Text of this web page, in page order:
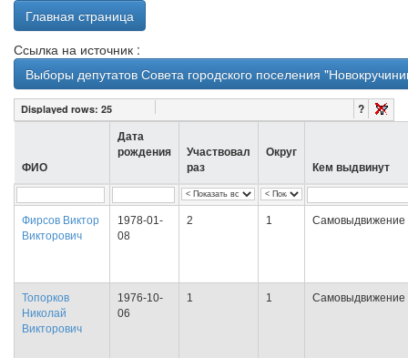
Главная страница
Ссылка на источник :
Выборы депутатов Совета городского поселения
Displayed rows: 25 ?
ФИО
Дата
рождения
Участвовал
раз
Округ
Кем выдвинут
Фирсов Виктор
Викторович
1978-01-
08
2 1 Самовыдвижение
Топорков
Николай
Викторович
1976-10-
06
1 1 Самовыдвижение